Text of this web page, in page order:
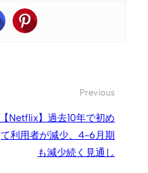
Previous
【Netflix】過去10年で初め
て利用者が減少、4-6月期
も減少続く見通し